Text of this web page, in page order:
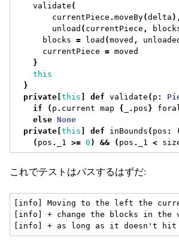
validate (
currentPiece .moveBy(delta ),
unload ( currentPiece ,
blocks = load (moved ,
currentPiece = moved
}
this
}
private [this def validate ( p :
if
( p . current map { . pos }
else None
private [this def inBounds ( pos :
( pos . _1 >= 0 ) && ( pos . _1 <
これでテストはパスするはずだ:
[info] Moving to the left the
[info] + change the blocks in the